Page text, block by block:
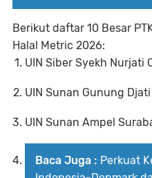
Berikut daftar 10 Besar
Halal Metric 2026:
UIN Siber Syekh Nurjati
UIN Sunan Gunung
UIN Sunan Ampel
Baca Juga : Perkuat